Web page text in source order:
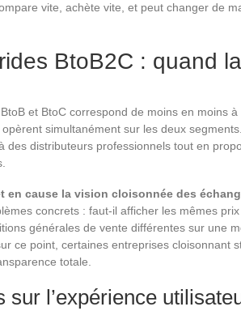
vite, achète vite, et peut changer de
BtoB2C : quand
et BtoC correspond de moins en moins
opèrent simultanément sur les deux
des distributeurs professionnels tout en
en cause la vision cloisonnée des
concrets : faut-il afficher les mêmes
générales de vente différentes sur une
ce point, certaines entreprises cloisonnant
totale.
sur l’expérience